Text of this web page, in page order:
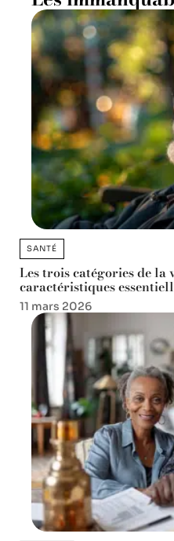
SANTÉ
Les trois catégories de la
caractéristiques
11 mars 2026